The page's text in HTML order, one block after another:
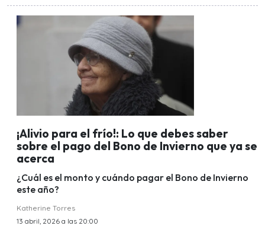
¡Alivio para el frío!: Lo que debes saber
sobre el pago del Bono de Invierno que ya se
acerca
¿Cuál es el monto y cuándo pagar el Bono de Invierno
este año?
Katherine Torres
13 abril, 2026 a las 20:00